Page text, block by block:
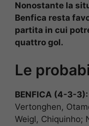
Nonostante la
Benfica resta
partita in cui
quattro gol.
Le
BENFICA (4-3-3):
Vertonghen,
Weigl, Chiquinho;